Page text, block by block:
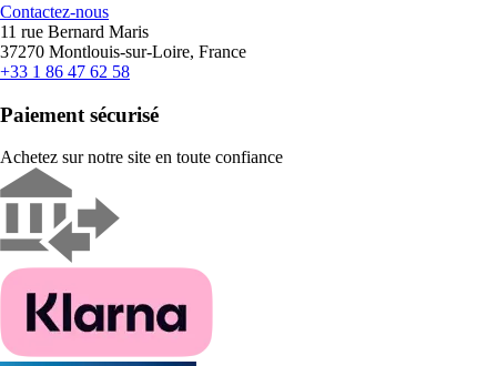
Contactez-nous
11 rue Bernard Maris
37270 Montlouis-sur-Loire, France
+33 1 86 47 62 58
Paiement sécurisé
Achetez sur notre site en toute confiance